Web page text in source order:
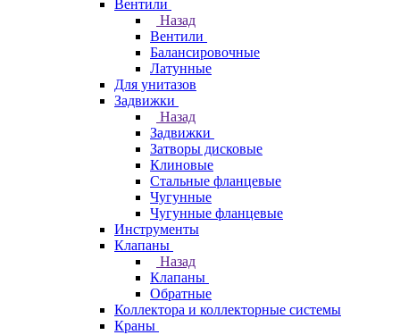
Вентили
Назад
Вентили
Балансировочные
Латунные
Для унитазов
Задвижки
Назад
Задвижки
Затворы дисковые
Клиновые
Стальные фланцевые
Чугунные
Чугунные фланцевые
Инструменты
Клапаны
Назад
Клапаны
Обратные
Коллектора и коллекторные системы
Краны